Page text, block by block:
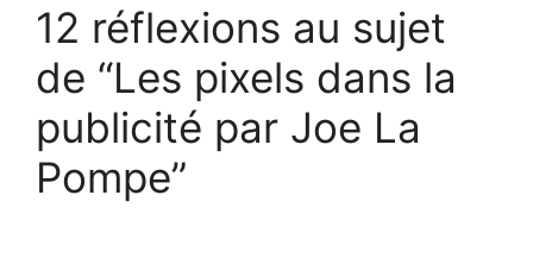
12 réflexions au sujet
de “Les pixels dans la
publicité par Joe La
Pompe”